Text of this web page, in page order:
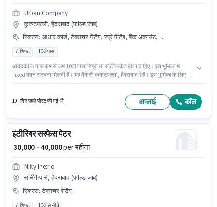
Urban Company
कुकटपल्ली, हैदराबाद (फील्ड जाब)
स्किल्स: आधार कार्ड, टेक्सचर पेंटिंग, स्प्रे पेंटिंग, बैंक अकाउंट, पाउडर कोटिंग, PAN कार्ड, वाटरप्रूफिंग
डे शिफ्ट 10वीं पास
आवेदकों के पास कम से कम 10वीं पास डिग्री या सर्टिफिकेट होना चाहिए। इस भूमिका में
Fixed वेतन संरचना मिलती है। यह वैकेंसी कुकटपल्ली, हैदराबाद में है। इस भूमिका के लिए
महत्वपूर्ण दस्तावेज़ PAN कार्ड, आधार कार्ड, बैंक अकाउंट आवश्यक हैं।
10+ दिन पहले पोस्ट की गई थी अप्लाई कॉल
इंटीरियर सरफेस पेंटर
₹ 30,000 - 40,000per महीना
Nifty Inetrio
सर्लिंगैम्प से, हैदराबाद (फील्ड जाब)
स्किल्स: टेक्सचर पेंटिंग
डे शिफ्ट 10वीं से नीचे